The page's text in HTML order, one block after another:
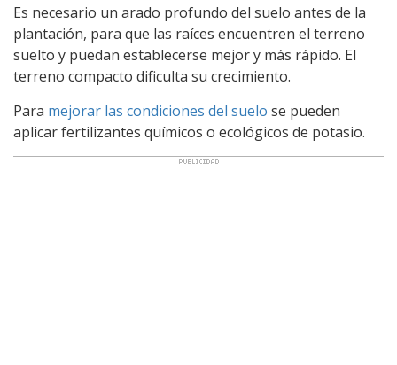
Es necesario un arado profundo del suelo antes de la
plantación, para que las raíces encuentren el terreno
suelto y puedan establecerse mejor y más rápido. El
terreno compacto dificulta su crecimiento.
Para mejorar las condiciones del suelo se pueden
aplicar fertilizantes químicos o ecológicos de potasio.